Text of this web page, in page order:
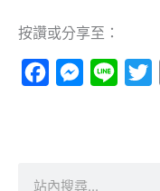
按讚或分享至：
FacebookMessenger
Line